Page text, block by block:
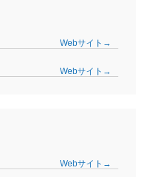
Webサイト→
Webサイト→
Webサイト→